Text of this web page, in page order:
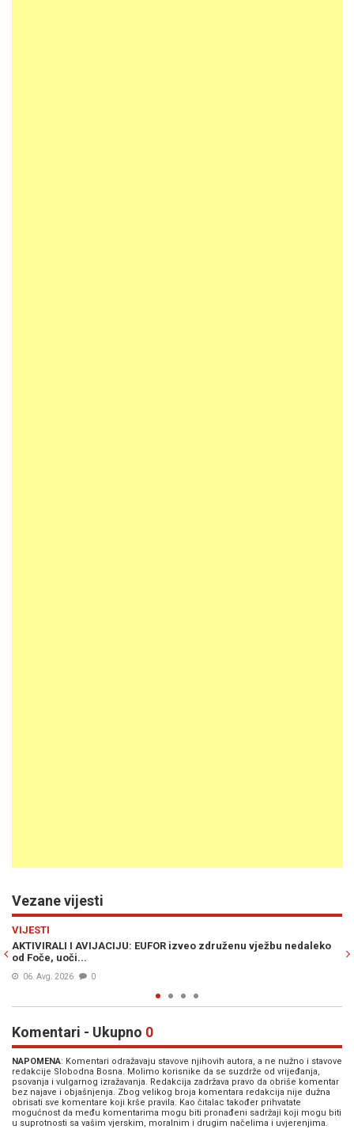
Vezane vijesti
vježbu nedaleko
VAŽNO OBAVJEŠTENJE ZA GRAĐANE: Od
mehanizacija i letjelice iznad Foče i
Komentari - Ukupno 0
NAPOMENA: Komentari odražavaju stavove njihovih autora, a ne nužno i stavove
redakcije Slobodna Bosna. Molimo korisnike da se suzdrže od vrijeđanja,
psovanja i vulgarnog izražavanja. Redakcija zadržava pravo da obriše komentar
bez najave i objašnjenja. Zbog velikog broja komentara redakcija nije dužna
obrisati sve komentare koji krše pravila. Kao čitalac također prihvatate
mogućnost da među komentarima mogu biti pronađeni sadržaji koji mogu biti
u suprotnosti sa vašim vjerskim, moralnim i drugim načelima i uvjerenjima.